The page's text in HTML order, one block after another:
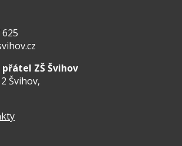
ZŠ Švihov
Švihov,